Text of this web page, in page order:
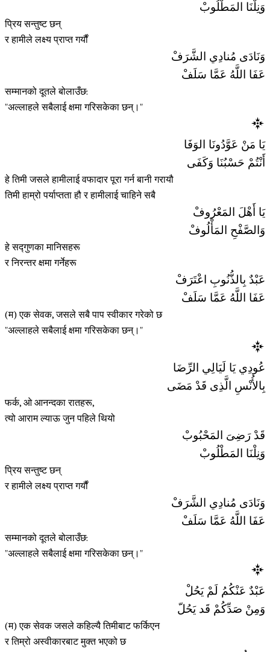
وَنِلْنَا المَطْلُوبْ
प्रिय सन्तुष्ट छन्
र हामीले लक्ष्य प्राप्त गर्यौं
وَنَادَى مُنادِي الشَّرَفْ
عَفَا اللَّهُ عَمَّا سَلَفْ
सम्मानको दूतले बोलाउँछ:
"अल्लाहले सबैलाई क्षमा गरिसकेका छन्।"
يَا مَنْ عَوَّدُونَا الوَفَا
أَنْتُمْ حَسْبُنَا وَكَفَى
हे तिमी जसले हामीलाई वफादार पूरा गर्न बानी गरायौ
तिमी हाम्रो पर्याप्तता हौ र हामीलाई चाहिने सबै
يَا أَهْلَ المَعْرُوفْ
وَالصَّفْحِ المَأْلُوفْ
हे सद्गुणका मानिसहरू
र निरन्तर क्षमा गर्नेहरू
عَبْدٌ بِالذُّنُوبِ اعْتَرَفْ
عَفَا اللَّهُ عَمَّا سَلَفْ
(म) एक सेवक, जसले सबै पाप स्वीकार गरेको छ
"अल्लाहले सबैलाई क्षमा गरिसकेका छन्।"
عُودِي يَا لَيَالِي الرِّضَا
بِالأُنْسِ الَّذِى قَدْ مَضَى
फर्क, ओ आनन्दका रातहरू,
त्यो आराम ल्याऊ जुन पहिले थियो
قَدْ رَضِىَ المَحْبُوبْ
وَنِلْنَا المَطْلُوبْ
प्रिय सन्तुष्ट छन्
र हामीले लक्ष्य प्राप्त गर्यौं
وَنَادَى مُنادِي الشَّرَفْ
عَفَا اللَّهُ عَمَّا سَلَفْ
सम्मानको दूतले बोलाउँछ:
"अल्लाहले सबैलाई क्षमा गरिसकेका छन्।"
عَبْدٌ عَنْكُمُ لَمْ يَحُلْ
وَمِنْ صَدِّكُمْ قَد يَحُلّ
(म) एक सेवक जसले कहिल्यै तिमीबाट फर्किएन
र तिम्रो अस्वीकारबाट मुक्त भएको छ